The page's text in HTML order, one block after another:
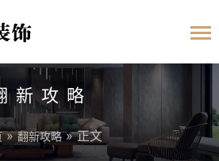
新攻略
»翻新攻略» 正文